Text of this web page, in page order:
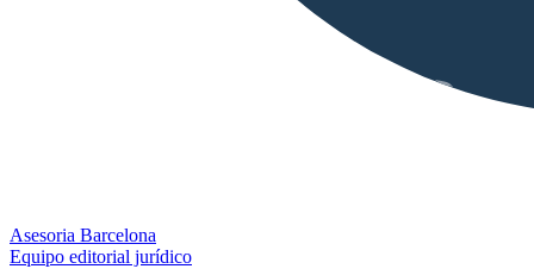
Asesoria Barcelona
Equipo editorial jurídico